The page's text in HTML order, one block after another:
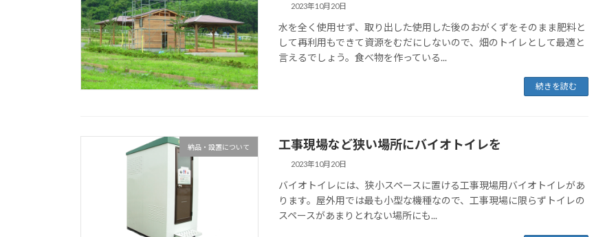
2023年10月20日
水を全く使用せず、取り出した使用した後のおがくずをそのまま肥料と
して再利用もできて資源をむだにしないので、畑のトイレとして最適と
言えるでしょう。食べ物を作っている...
続きを読む
納品・設置について 工事現場など狭い場所にバイオトイレを
2023年10月20日
バイオトイレには、狭小スペースに置ける工事現場用バイオトイレがあ
ります。屋外用では最も小型な機種なので、工事現場に限らずトイレの
スペースがあまりとれない場所にも...